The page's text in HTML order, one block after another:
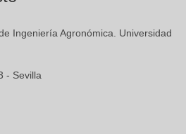
Ingeniería Agronómica. Universidad
- Sevilla